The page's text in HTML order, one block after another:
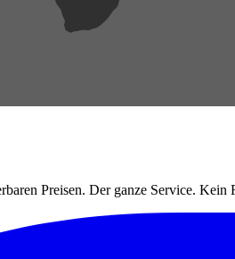
Preisen. Der ganze Service. Kein